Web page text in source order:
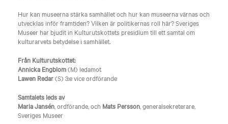
Hur kan museerna stärka samhället och hur kan museerna värnas och
utvecklas inför framtiden? Vilken är politikernas roll här? Sveriges
Museer har bjudit in Kulturutskottets presidium till ett samtal om
kulturarvets betydelse i samhället.
Från Kulturutskottet:
Annicka Engblom(M) ledamot
Lawen Redar(S) 3:e vice ordförande
Samtalets leds av
Maria Jansén, ordförande, och Mats Persson, generalsekreterare,
Sveriges Museer